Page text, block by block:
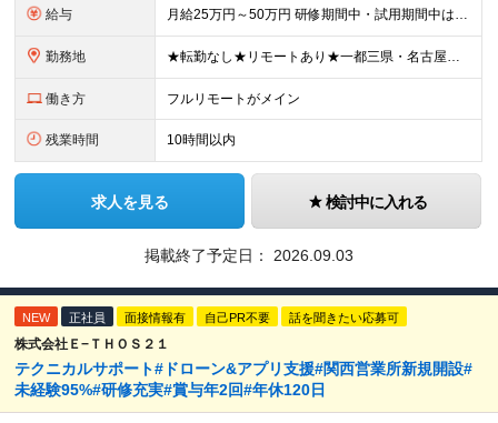
給与 月給25万円～50万円 研修期間中・試用期間中は給与が異なります。 >>研修期間中（入社6ヶ月後）の給与 一律：月給21万円～50万円 >>試用期間中（6ヶ月）の給与 関東：月給21万円～ 関西
勤務地 ★転勤なし★リモートあり★一都三県・名古屋・関西・九州 ◎案件によって ┗完全在宅勤務（フルリモート）も可能！ ┗希望に応じて幅広い働き方やプランが選べます！ ◆本社または一都三県 （東京都・
働き方 フルリモートがメイン
残業時間 10時間以内
求人を見る 検討中に入れる
掲載終了予定日： 2026.09.03
NEW 正社員 面接情報有 自己PR不要 話を聞きたい応募可
株式会社Ｅ−ＴＨＯＳ２１
テクニカルサポート#ドローン&アプリ支援#関西営業所新規開設#
未経験95%#研修充実#賞与年2回#年休120日